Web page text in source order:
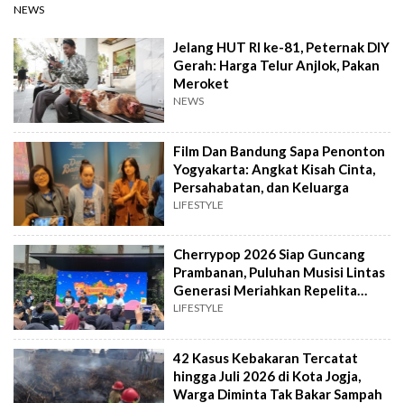
NEWS
Jelang HUT RI ke-81, Peternak DIY
Gerah: Harga Telur Anjlok, Pakan
Meroket
NEWS
Film Dan Bandung Sapa Penonton
Yogyakarta: Angkat Kisah Cinta,
Persahabatan, dan Keluarga
LIFESTYLE
Cherrypop 2026 Siap Guncang
Prambanan, Puluhan Musisi Lintas
Generasi Meriahkan Repelita
Musik
LIFESTYLE
42 Kasus Kebakaran Tercatat
hingga Juli 2026 di Kota Jogja,
Warga Diminta Tak Bakar Sampah